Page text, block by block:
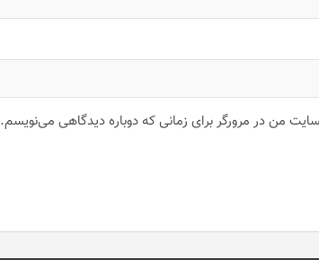
من در مرورگر برای زمانی که دوباره دیدگاهی می‌نویسم.